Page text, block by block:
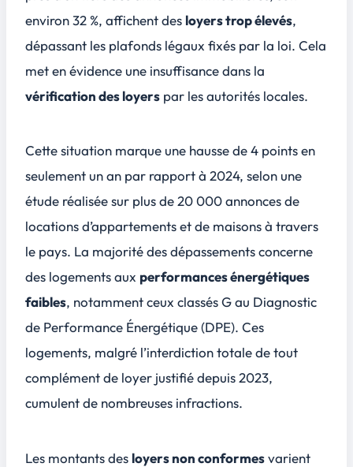
environ32 %, affichent des loyers trop élevés,
dépassant les plafonds légaux fixés par la loi. Cela
met en évidence une insuffisance dans la
vérification des loyers par les autorités locales.
Cette situation marque une hausse de 4 points en
seulement un an par rapport à 2024, selon une
étude réalisée sur plus de 20 000 annonces de
locations d’appartements et de maisons à travers
le pays. La majorité des dépassements concerne
des logements aux performances énergétiques
faibles, notamment ceux classés G au Diagnostic
de Performance Énergétique (DPE). Ces
logements, malgré l’interdiction totale de tout
complément de loyer justifiédepuis 2023,
cumulent de nombreuses infractions.
Les montants des loyers non conformesvarient